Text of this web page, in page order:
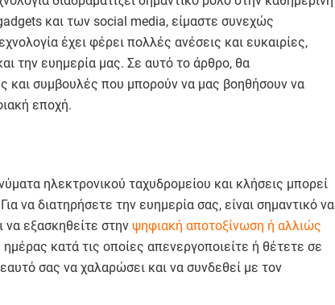
και των social media, είμαστε συνεχώς
έχει φέρει πολλές ανέσεις και ευκαιρίες,
την ευημερία μας. Σε αυτό το άρθρο, θα
και συμβουλές που μπορούν να μας βοηθήσουν να
εποχή.
ηλεκτρονικού ταχυδρομείου και κλήσεις μπορεί
να διατηρήσετε την ευημερία σας, είναι σημαντικό να
να εξασκηθείτε στην ψηφιακή αποτοξίνωση ή αλλιώς
κατά τις οποίες απενεργοποιείτε ή θέτετε σε
σας να χαλαρώσει και να συνδεθεί με τον